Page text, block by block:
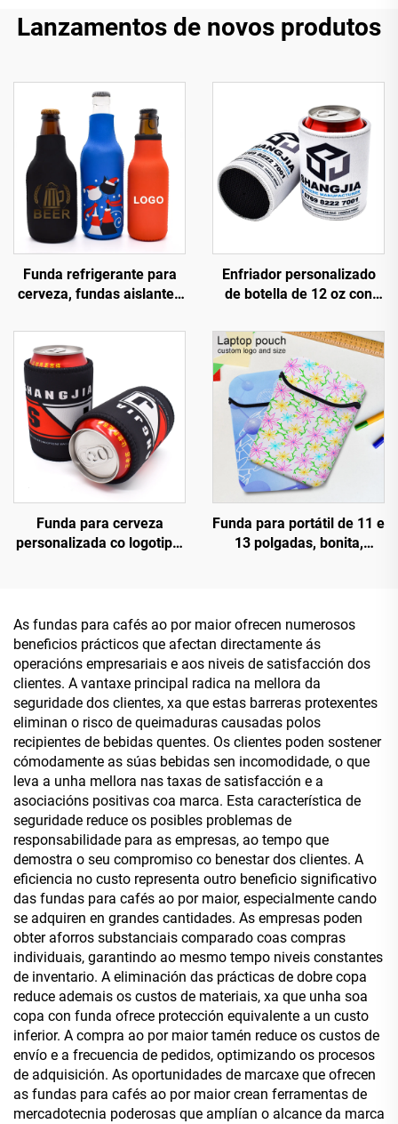
Lanzamentos de novos produtos
Funda refrigerante para
cerveza, fundas aislantes
para garrafa, soporte
personalizado para lata
(Koozie)
Enfriador personalizado
de botella de 12 oz con
funda en neopreno en
branco para sublimación,
funda estreita para
cerveza, soporte para lata
(stubby holder), soportes
para stubbies
Funda para cerveza
personalizada co logotipo,
magnético para botellas
curtas
Funda para portátil de 11 e
13 polgadas, bonita,
As fundas para cafés ao por maior ofrecen numerosos
beneficios prácticos que afectan directamente ás
operacións empresariais e aos niveis de satisfacción dos
clientes. A vantaxe principal radica na mellora da
seguridade dos clientes, xa que estas barreras protexentes
eliminan o risco de queimaduras causadas polos
recipientes de bebidas quentes. Os clientes poden sostener
cómodamente as súas bebidas sen incomodidade, o que
leva a unha mellora nas taxas de satisfacción e a
asociacións positivas coa marca. Esta característica de
seguridade reduce os posibles problemas de
responsabilidade para as empresas, ao tempo que
demostra o seu compromiso co benestar dos clientes. A
eficiencia no custo representa outro beneficio significativo
das fundas para cafés ao por maior, especialmente cando
se adquiren en grandes cantidades. As empresas poden
obter aforros substanciais comparado coas compras
individuais, garantindo ao mesmo tempo niveis constantes
de inventario. A eliminación das prácticas de dobre copa
reduce ademais os custos de materiais, xa que unha soa
copa con funda ofrece protección equivalente a un custo
inferior. A compra ao por maior tamén reduce os custos de
envío e a frecuencia de pedidos, optimizando os procesos
de adquisición. As oportunidades de marcaxe que ofrecen
as fundas para cafés ao por maior crean ferramentas de
mercadotecnia poderosas que amplían o alcance da marca